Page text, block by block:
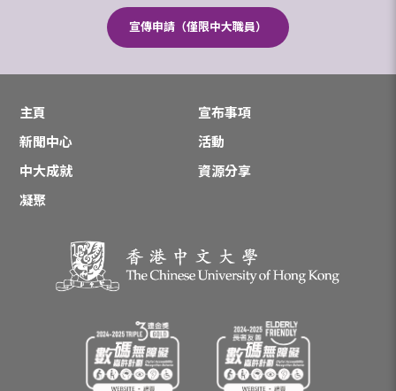
宣傳申請（僅限中大職員）
主頁
宣布事項
新聞中心
活動
中大成就
資源分享
凝聚